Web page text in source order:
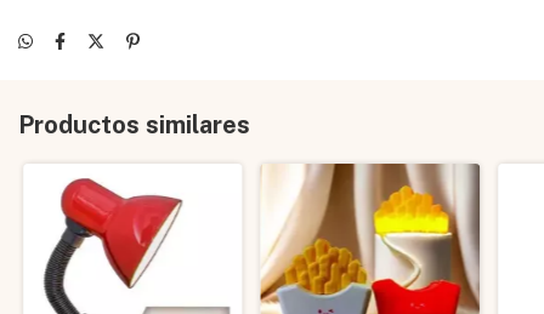
Productos similares